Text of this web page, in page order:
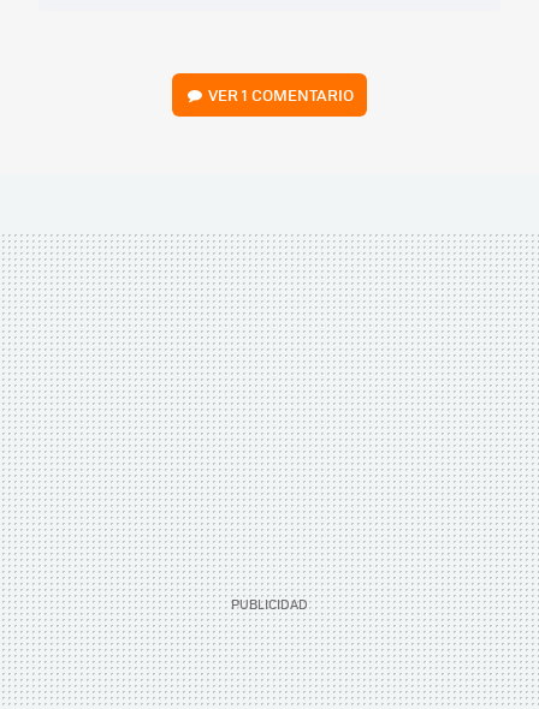
VER1 COMENTARIO